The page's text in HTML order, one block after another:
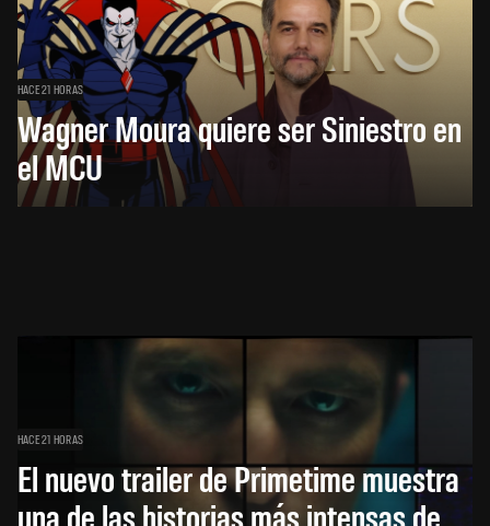
HACE 21 HORAS
Wagner Moura quiere ser Siniestro en
el MCU
HACE 21 HORAS
El nuevo trailer de Primetime muestra
una de las historias más intensas de